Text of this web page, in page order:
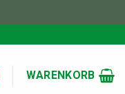
WARENKORB